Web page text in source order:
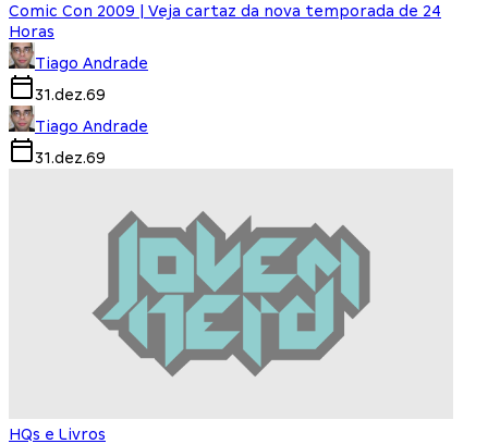
Comic Con 2009 | Veja cartaz da nova temporada de 24
Horas
Tiago Andrade
31.dez.69
Tiago Andrade
31.dez.69
HQs e Livros